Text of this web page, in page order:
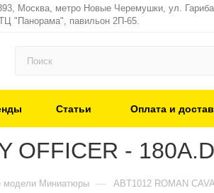
Москва, метро Новые Черемушки, ул.
"Панорама", павильон 2П-65.
Статьи Оплата и
OFFICER -
модели Миниатюры — ABT1012 ROMAN